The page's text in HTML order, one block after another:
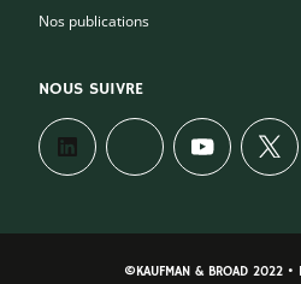
Nos publications
NOUS SUIVRE
©KAUFMAN & BROAD 2022 •